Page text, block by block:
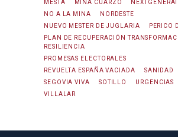
MESTA
MINA CUARZO
NO A LA MINA
NORDESTE
NUEVO MESTER DE JUGLARIA
PERICO
PLAN DE RECUPERACIÓN
RESILIENCIA
PROMESAS ELECTORALES
REVUELTA ESPAÑA VACIADA
SANIDAD
SEGOVIA VIVA
SOTILLO
URGENCIAS
VILLALAR